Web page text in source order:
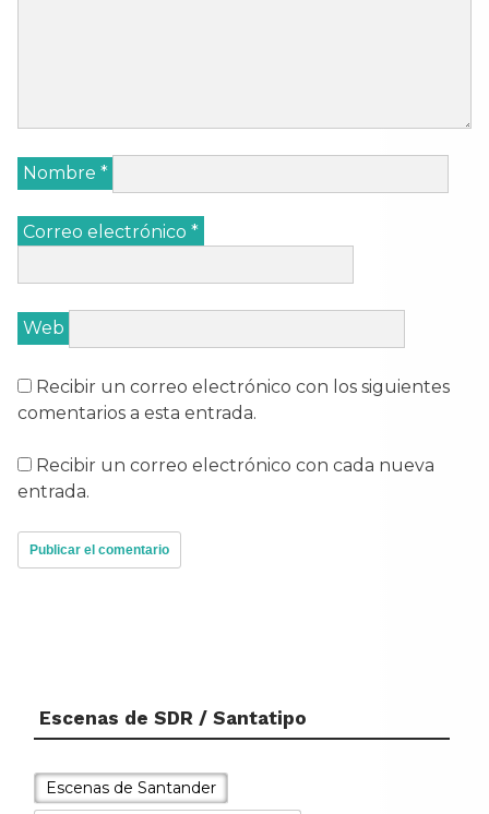
Nombre *
Correo electrónico *
Web
Recibir un correo electrónico con los siguientes
comentarios a esta entrada.
Recibir un correo electrónico con cada nueva
entrada.
Escenas de SDR / Santatipo
Escenas de Santander